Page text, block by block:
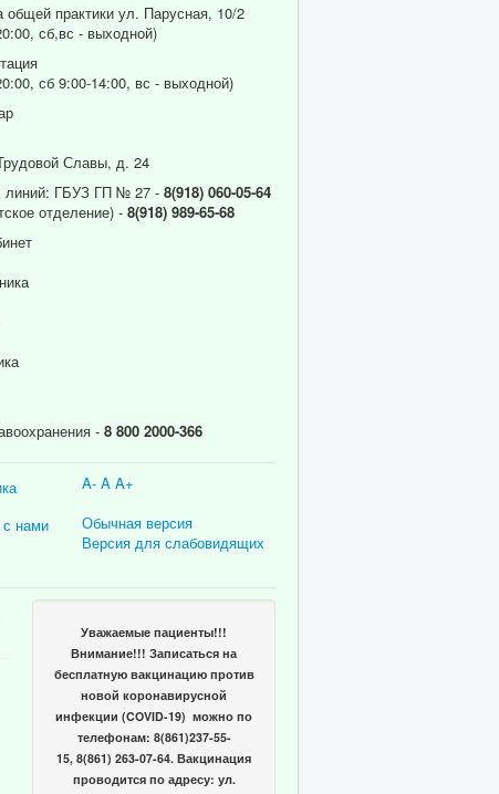
практики ул. Парусная, 10/2
сб,вс - выходной)
сб 9:00-14:00, вс - выходной)
Славы, д. 24
линий: ГБУЗ ГП № 27 - 8(918) 060-05-64
отделение) - 8(918) 989-65-68
- 8 800 2000-366
A- A A+
Обычная версия
Версия для слабовидящих
с нами
Уважаемые пациенты!!!
Внимание!!! Записаться на
бесплатную вакцинацию против
новой коронавирусной
инфекции (COVID-19) можно по
телефонам: 8(861)237-55-
15, 8(861) 263-07-64. Вакцинация
проводится по адресу: ул.